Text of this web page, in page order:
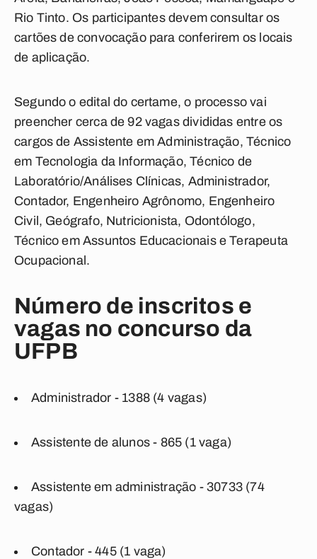
Rio Tinto. Os participantes devem consultar os
cartões de convocação para conferirem os locais
de aplicação.
Segundo o edital do certame, o processo vai
preencher cerca de 92 vagas divididas entre os
cargos de Assistente em Administração, Técnico
em Tecnologia da Informação, Técnico de
Laboratório/Análises Clínicas, Administrador,
Contador, Engenheiro Agrônomo, Engenheiro
Civil, Geógrafo, Nutricionista, Odontólogo,
Técnico em Assuntos Educacionais e Terapeuta
Ocupacional.
Número de inscritos e
vagas no concurso da
UFPB
Administrador - 1388 (4 vagas)
Assistente de alunos - 865 (1 vaga)
Assistente em administração - 30733 (74
vagas)
Contador - 445 (1 vaga)